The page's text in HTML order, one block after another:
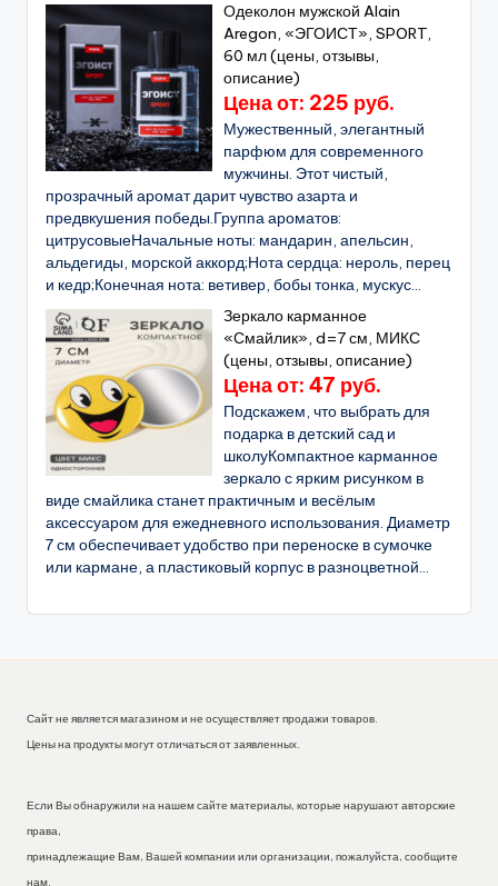
Одеколон мужской Alain
Aregon, «ЭГОИСТ», SPORT,
60 мл (цены, отзывы,
описание)
Цена от: 225 руб.
Мужественный, элегантный
парфюм для современного
мужчины. Этот чистый,
прозрачный аромат дарит чувство азарта и
предвкушения победы.Группа ароматов:
цитрусовыеНачальные ноты: мандарин, апельсин,
альдегиды, морской аккорд;Нота сердца: нероль, перец
и кедр;Конечная нота: ветивер, бобы тонка, мускус...
Зеркало карманное
«Смайлик», d=7 см, МИКС
(цены, отзывы, описание)
Цена от: 47 руб.
Подскажем, что выбрать для
подарка в детский сад и
школуКомпактное карманное
зеркало с ярким рисунком в
виде смайлика станет практичным и весёлым
аксессуаром для ежедневного использования. Диаметр
7 см обеспечивает удобство при переноске в сумочке
или кармане, а пластиковый корпус в разноцветной...
Сайт не является магазином и не осуществляет продажи товаров.
Цены на продукты могут отличаться от заявленных.
Если Вы обнаружили на нашем сайте материалы, которые нарушают авторские
права,
принадлежащие Вам, Вашей компании или организации, пожалуйста, сообщите
нам.